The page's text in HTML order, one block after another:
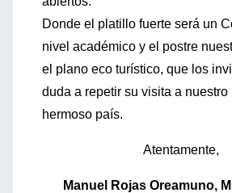
Donde el platillo fuerte será un
nivel académico y el postre
el plano eco turístico, que los
duda a repetir su visita a
hermoso país.
Atentamente,
Manuel Rojas Oreamuno,